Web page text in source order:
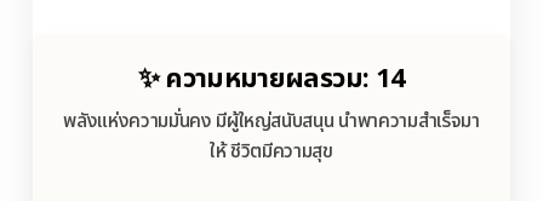
✨ ความหมายผลรวม: 14
พลังแห่งความมั่นคง มีผู้ใหญ่สนับสนุน นำพาความสำเร็จมา
ให้ ชีวิตมีความสุข